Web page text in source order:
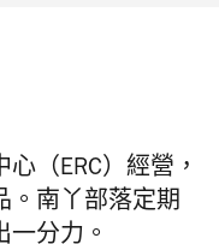
（ERC）經營，
。 南丫部落定期
分力。